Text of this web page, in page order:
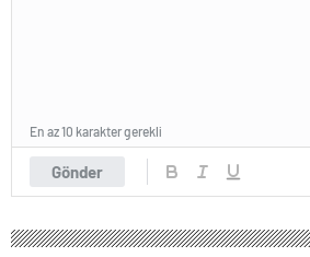
Gönder
En az 10 karakter gerekli